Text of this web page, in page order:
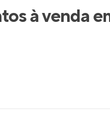
à venda